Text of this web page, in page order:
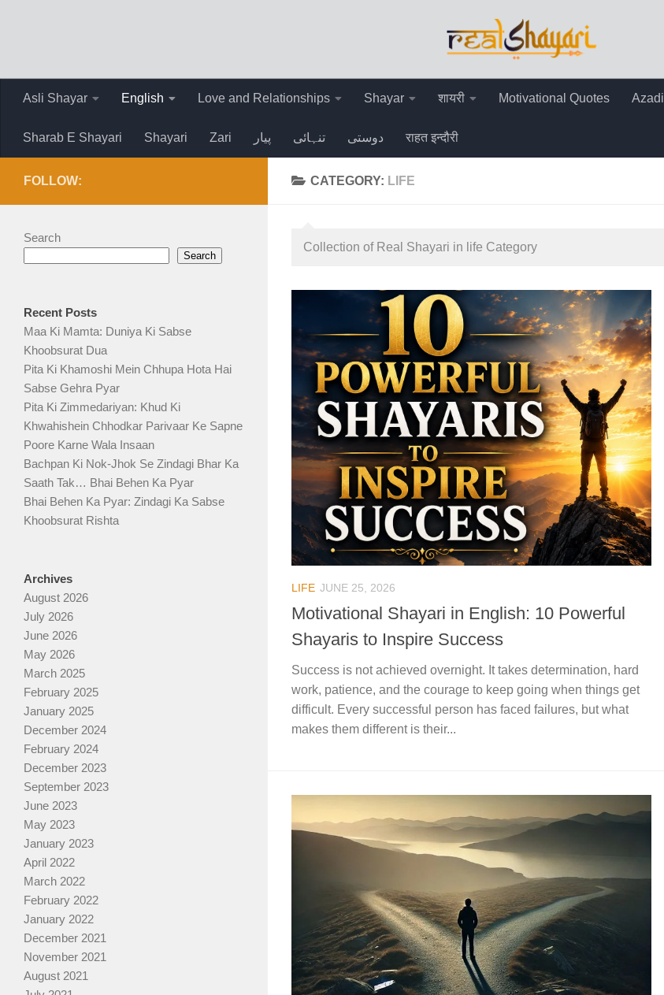
Asli Shayar English Love and Relationships Shayar शायरी Motivational Quotes Azadi
Sharab E Shayari Shayari Zari پیار تنہائی دوستی राहत इन्दौरी
CATEGORY: LIFE
Collection of Real Shayari in life Category
LIFE JUNE 25, 2026
Motivational Shayari in English: 10 Powerful
Shayaris to Inspire Success
Success is not achieved overnight. It takes determination, hard
work, patience, and the courage to keep going when things get
difficult. Every successful person has faced failures, but what
makes them different is their...
FOLLOW:
Search
Search
Recent Posts
Maa Ki Mamta: Duniya Ki Sabse
Khoobsurat Dua
Pita Ki Khamoshi Mein Chhupa Hota Hai
Sabse Gehra Pyar
Pita Ki Zimmedariyan: Khud Ki
Khwahishein Chhodkar Parivaar Ke Sapne
Poore Karne Wala Insaan
Bachpan Ki Nok-Jhok Se Zindagi Bhar Ka
Saath Tak… Bhai Behen Ka Pyar
Bhai Behen Ka Pyar: Zindagi Ka Sabse
Khoobsurat Rishta
Archives
August 2026
July 2026
June 2026
May 2026
March 2025
February 2025
January 2025
December 2024
February 2024
December 2023
September 2023
June 2023
May 2023
January 2023
April 2022
March 2022
February 2022
January 2022
December 2021
November 2021
August 2021